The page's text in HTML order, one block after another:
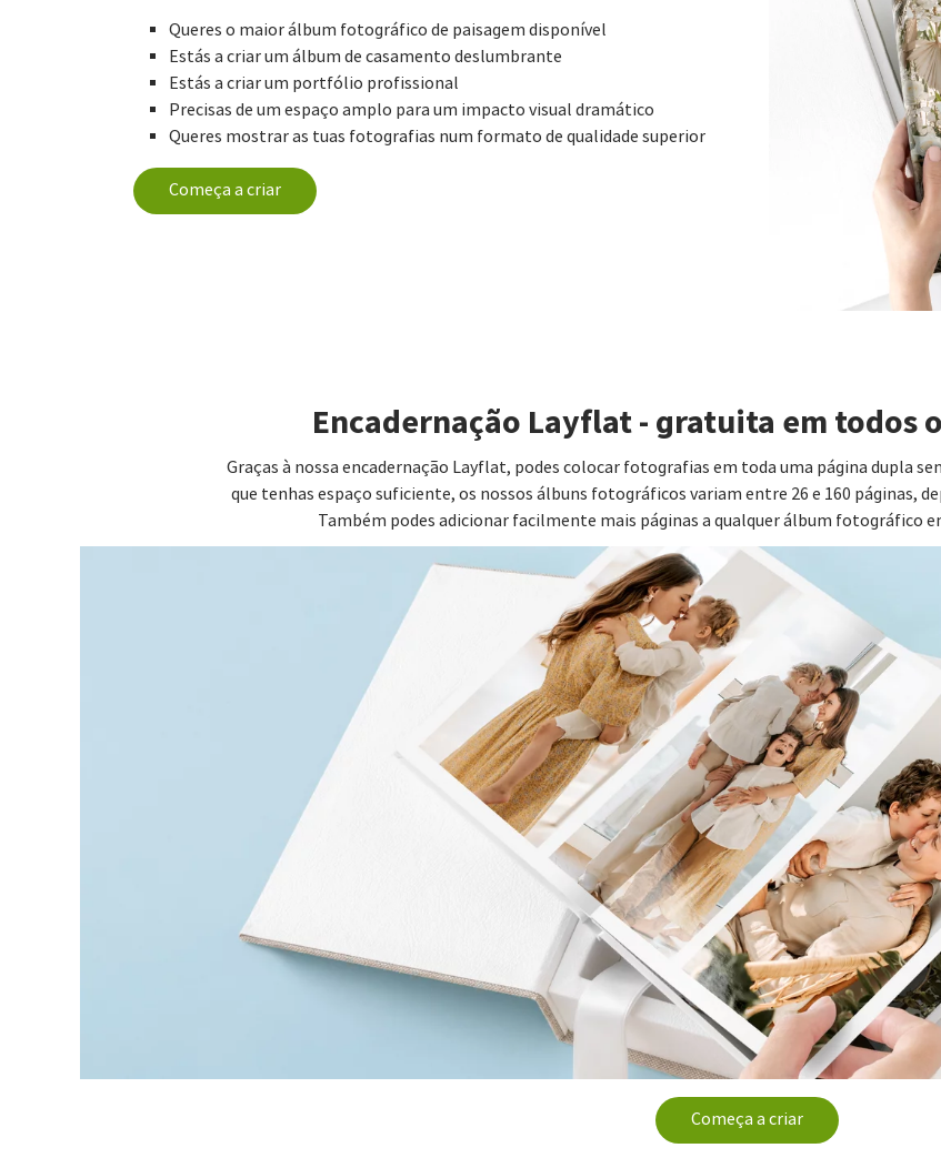
Queres o maior álbum fotográfico de paisagem disponível
Estás a criar um álbum de casamento deslumbrante
Estás a criar um portfólio profissional
Precisas de um espaço amplo para um impacto visual dramático
Queres mostrar as tuas fotografias num formato de qualidade superior
Começa a criar
Encadernação Layflat - gratuita em todos
Graças à nossa encadernação Layflat, podes colocar fotografias em toda uma página dupla
que tenhas espaço suficiente, os nossos álbuns fotográficos variam entre 26 e 160 páginas,
Também podes adicionar facilmente mais páginas a qualquer álbum fotográfico
Começa a criar